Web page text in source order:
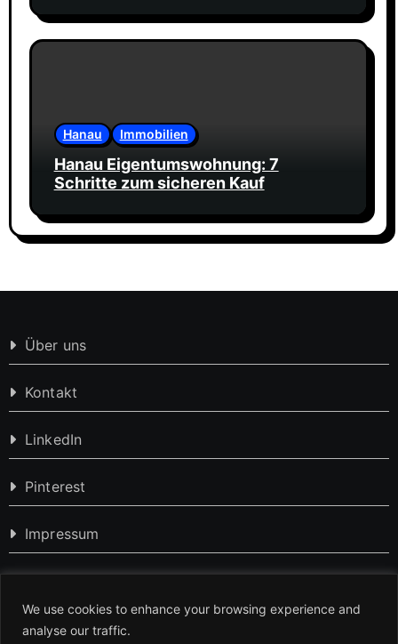
We use cookies to enhance your browsing experience and
analyse our traffic.
Hanau Immobilien
Hanau Eigentumswohnung: 7
Schritte zum sicheren Kauf
Über uns
Kontakt
LinkedIn
Pinterest
Impressum